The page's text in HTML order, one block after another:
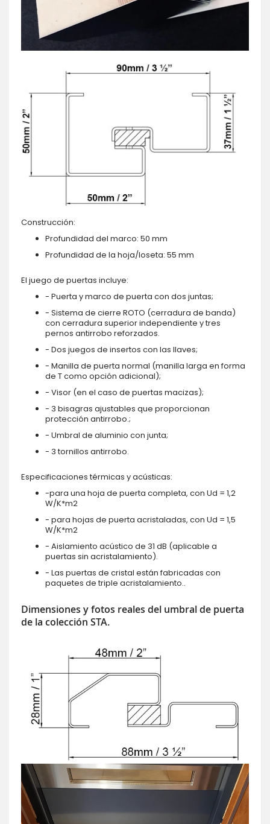
Construcción:
Profundidad del marco: 50 mm
Profundidad de la hoja/loseta: 55 mm
El juego de puertas incluye:
- Puerta y marco de puerta con dos juntas;
- Sistema de cierre ROTO (cerradura de banda)
con cerradura superior independiente y tres
pernos antirrobo reforzados.
- Dos juegos de insertos con las llaves;
- Manilla de puerta normal (manilla larga en forma
de T como opción adicional);
- Visor (en el caso de puertas macizas);
- 3 bisagras ajustables que proporcionan
protección antirrobo.;
- Umbral de aluminio con junta;
- 3 tornillos antirrobo.
Especificaciones térmicas y acústicas:
-para una hoja de puerta completa, con Ud = 1,2
W/K*m2
- para hojas de puerta acristaladas, con Ud = 1,5
W/K*m2
- Aislamiento acústico de 31 dB (aplicable a
puertas sin acristalamiento).
- Las puertas de cristal están fabricadas con
paquetes de triple acristalamiento..
Dimensiones y fotos reales del umbral de puerta
de la colección STA.